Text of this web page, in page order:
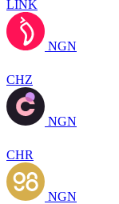
LINK
NGN
CHZ
NGN
CHR
NGN